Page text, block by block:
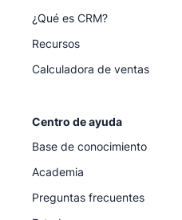
¿Qué es CRM?
Recursos
Calculadora de ventas
Centro de ayuda
Base de conocimiento
Academia
Preguntas frecuentes